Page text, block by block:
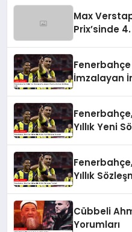
Max
Prix’sinde
Fenerbahçe
İmzalayan
Yıllık Yeni
Yıllık
Cübbeli
Yorumları